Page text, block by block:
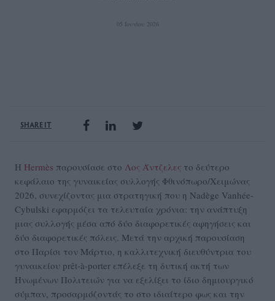
05 Ιουνίου 2026
SHARE IT
Η Hermès παρουσίασε στο Λος Άντζελες το δεύτερο
κεφάλαιο της γυναικείας συλλογής Φθινόπωρο/Χειμώνας
2026, συνεχίζοντας μια στρατηγική που η Nadège Vanhée-
Cybulski εφαρμόζει τα τελευταία χρόνια: την ανάπτυξη
μιας συλλογής μέσα από δύο διαφορετικές αφηγήσεις και
δύο διαφορετικές πόλεις. Μετά την αρχική παρουσίαση
στο Παρίσι τον Μάρτιο, η καλλιτεχνική διευθύντρια του
γυναικείου prêt-à-porter επέλεξε τη δυτική ακτή των
Ηνωμένων Πολιτειών για να εξελίξει το ίδιο δημιουργικό
σύμπαν, προσαρμόζοντάς το στο ιδιαίτερο φως και την